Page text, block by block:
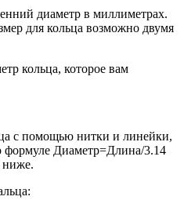
диаметр в миллиметрах.
для кольца возможно двумя
кольца, которое вам
с помощью нитки и линейки,
формуле Диаметр=Длина/3.14
ниже.